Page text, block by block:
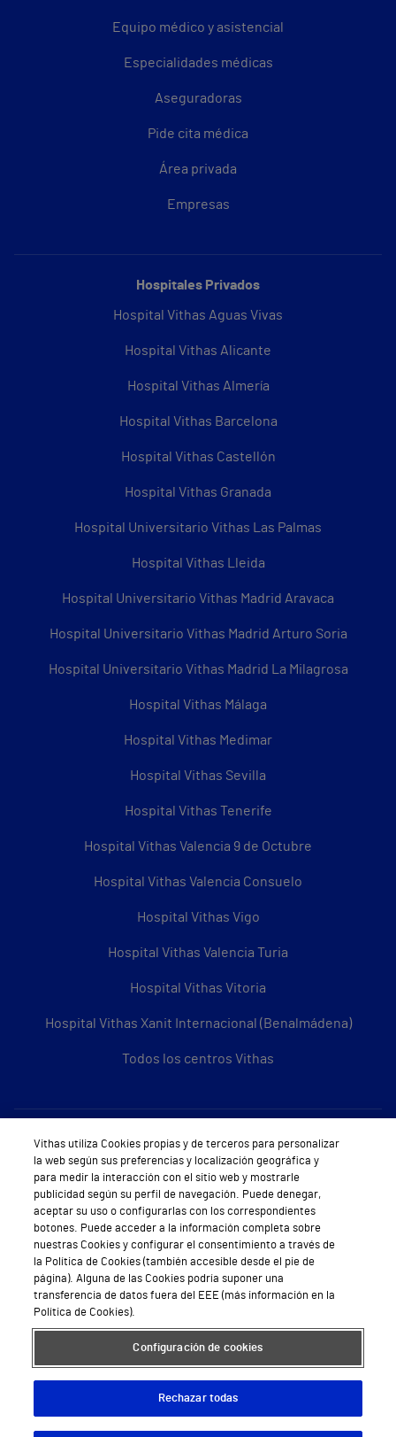
Equipo médico y asistencial
Especialidades médicas
Aseguradoras
Pide cita médica
Área privada
Empresas
Hospitales Privados
Hospital Vithas Aguas Vivas
Hospital Vithas Alicante
Hospital Vithas Almería
Hospital Vithas Barcelona
Hospital Vithas Castellón
Hospital Vithas Granada
Hospital Universitario Vithas Las Palmas
Hospital Vithas Lleida
Hospital Universitario Vithas Madrid Aravaca
Hospital Universitario Vithas Madrid Arturo Soria
Hospital Universitario Vithas Madrid La Milagrosa
Hospital Vithas Málaga
Hospital Vithas Medimar
Hospital Vithas Sevilla
Hospital Vithas Tenerife
Hospital Vithas Valencia 9 de Octubre
Hospital Vithas Valencia Consuelo
Hospital Vithas Vigo
Hospital Vithas Valencia Turia
Hospital Vithas Vitoria
Hospital Vithas Xanit Internacional (Benalmádena)
Todos los centros Vithas
Sobre Vithas
Quiénes somos
Trabajar en Vithas
Teléfono Cita Médica
Teléfono Atención al Cliente
Política de seguridad y salud en el trabajo
Conoce a Supervita
Aviso Legal Política de cookies Política de privacidad Mapa web Protección de datos
Vithas utiliza Cookies propias y de terceros para personalizar
la web según sus preferencias y localización geográfica y
para medir la interacción con el sitio web y mostrarle
publicidad según su perfil de navegación. Puede denegar,
aceptar su uso o configurarlas con los correspondientes
botones. Puede acceder a la información completa sobre
nuestras Cookies y configurar el consentimiento a través de
la Política de Cookies (también accesible desde el pie de
página). Alguna de las Cookies podría suponer una
transferencia de datos fuera del EEE (más información en la
Política de Cookies).
Configuración de cookies
Rechazar todas